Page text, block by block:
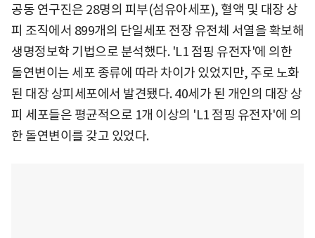
공동 연구진은 28명의 피부(섬유아세포), 혈액 및 대장 상
피 조직에서 899개의 단일세포 전장 유전체 서열을 확보해
생명정보학 기법으로 분석했다. 'L1 점핑 유전자'에 의한
돌연변이는 세포 종류에 따라 차이가 있었지만, 주로 노화
된 대장 상피세포에서 발견됐다. 40세가 된 개인의 대장 상
피 세포들은 평균적으로 1개 이상의 'L1 점핑 유전자'에 의
한 돌연변이를 갖고 있었다.